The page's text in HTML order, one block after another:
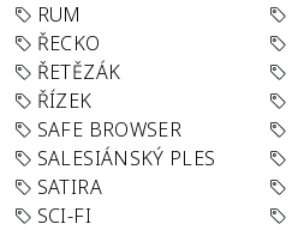
RUM
ŘECKO
ŘETĚZÁK
ŘÍZEK
SAFE BROWSER
SALESIÁNSKÝ PLES
SATIRA
SCI-FI